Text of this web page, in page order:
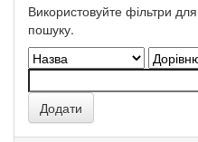
Використовуйте фільтри
пошуку.